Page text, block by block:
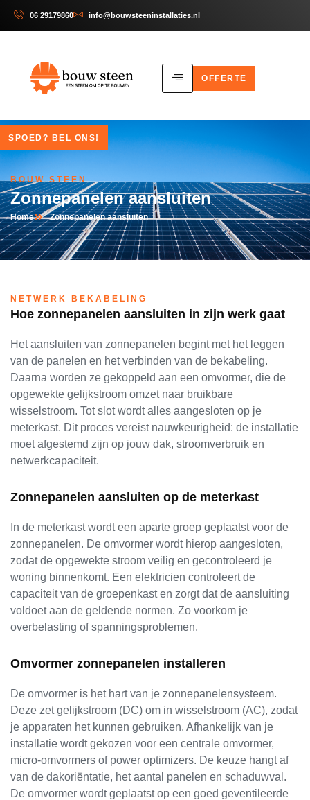
06 29179860 info@bouwsteeninstallaties.nl
OFFERTE
SPOED? BEL ONS!
BOUW STEEN
Zonnepanelen aansluiten
Home Zonnepanelen aansluiten
NETWERK BEKABELING
Hoe zonnepanelen aansluiten in zijn werk gaat
Het aansluiten van zonnepanelen begint met het leggen
van de panelen en het verbinden van de bekabeling.
Daarna worden ze gekoppeld aan een omvormer, die de
opgewekte gelijkstroom omzet naar bruikbare
wisselstroom. Tot slot wordt alles aangesloten op je
meterkast. Dit proces vereist nauwkeurigheid: de installatie
moet afgestemd zijn op jouw dak, stroomverbruik en
netwerkcapaciteit.
Zonnepanelen aansluiten op de meterkast
In de meterkast wordt een aparte groep geplaatst voor de
zonnepanelen. De omvormer wordt hierop aangesloten,
zodat de opgewekte stroom veilig en gecontroleerd je
woning binnenkomt. Een elektricien controleert de
capaciteit van de groepenkast en zorgt dat de aansluiting
voldoet aan de geldende normen. Zo voorkom je
overbelasting of spanningsproblemen.
Omvormer zonnepanelen installeren
De omvormer is het hart van je zonnepanelensysteem.
Deze zet gelijkstroom (DC) om in wisselstroom (AC), zodat
je apparaten het kunnen gebruiken. Afhankelijk van je
installatie wordt gekozen voor een centrale omvormer,
micro-omvormers of power optimizers. De keuze hangt af
van de dakoriëntatie, het aantal panelen en schaduwval.
De omvormer wordt geplaatst op een goed geventileerde